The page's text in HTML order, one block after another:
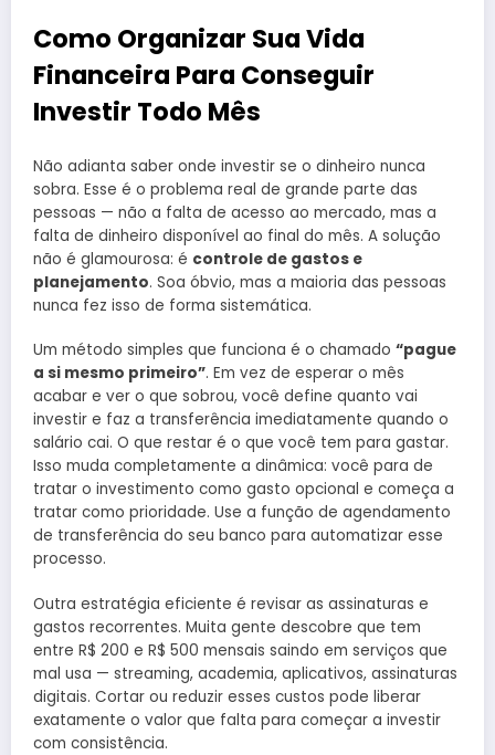
Como Organizar Sua Vida
Financeira Para Conseguir
Investir Todo Mês
Não adianta saber onde investir se o dinheiro nunca
sobra. Esse é o problema real de grande parte das
pessoas — não a falta de acesso ao mercado, mas a
falta de dinheiro disponível ao final do mês. A solução
não é glamourosa: é controle de gastos e
planejamento. Soa óbvio, mas a maioria das pessoas
nunca fez isso de forma sistemática.
Um método simples que funciona é o chamado “pague
a si mesmo primeiro”. Em vez de esperar o mês
acabar e ver o que sobrou, você define quanto vai
investir e faz a transferência imediatamente quando o
salário cai. O que restar é o que você tem para gastar.
Isso muda completamente a dinâmica: você para de
tratar o investimento como gasto opcional e começa a
tratar como prioridade. Use a função de agendamento
de transferência do seu banco para automatizar esse
processo.
Outra estratégia eficiente é revisar as assinaturas e
gastos recorrentes. Muita gente descobre que tem
entre R$ 200 e R$ 500 mensais saindo em serviços que
mal usa — streaming, academia, aplicativos, assinaturas
digitais. Cortar ou reduzir esses custos pode liberar
exatamente o valor que falta para começar a investir
com consistência.